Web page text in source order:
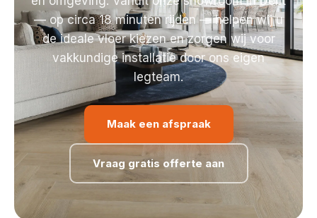
— op circa 18 minuten rijden — helpen wij u
de ideale vloer kiezen en zorgen wij voor
vakkundige installatie door ons eigen
legteam.
Maak een afspraak
Vraag gratis offerte aan